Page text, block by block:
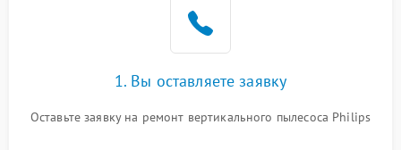
1. Вы оставляете заявку
Оставьте заявку на ремонт вертикального пылесоса Philips